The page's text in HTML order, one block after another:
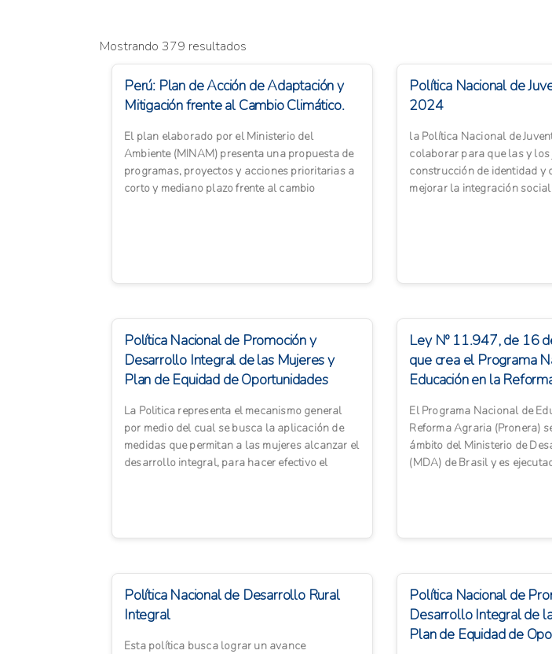
Mostrando 379 resultados
Perú: Plan de Acción de Adaptación y
Mitigación frente al Cambio Climático.
El plan elaborado por el Ministerio del
Ambiente (MINAM) presenta una propuesta de
programas, proyectos y acciones prioritarias a
corto y mediano plazo frente al cambio
Política Nacional de
2024
la Política Nacional de
colaborar para que las y
construcción de identidad y
mejorar la integración
Política Nacional de Promoción y
Desarrollo Integral de las Mujeres y
Plan de Equidad de Oportunidades
La Politica representa el mecanismo general
por medio del cual se busca la aplicación de
medidas que permitan a las mujeres alcanzar el
desarrollo integral, para hacer efectivo el
Ley Nº 11.947, de 16
que crea el Programa
Educación en la
El Programa Nacional de
Reforma Agraria (Pronera)
ámbito del Ministerio de
(MDA) de Brasil y es
Política Nacional de Desarrollo Rural
Integral
Esta política busca lograr un avance
Política Nacional de
Desarrollo Integral de
Plan de Equidad de